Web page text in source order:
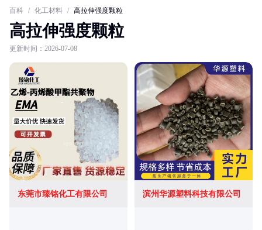
百科 / 化工材料 / 高拉伸强度颗粒
高拉伸强度颗粒
更新时间：2026-07-08
东莞市臻铭化工有限公司 滨州华源塑料科技有限公司